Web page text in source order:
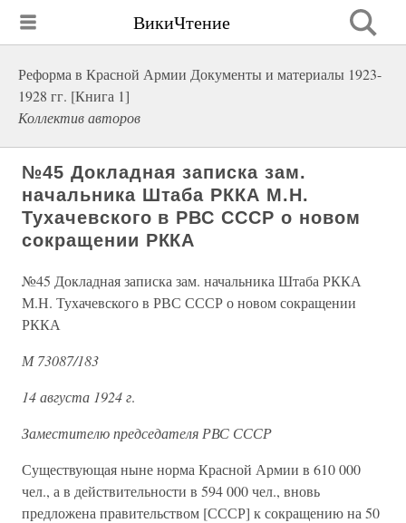
ВикиЧтение
Реформа в Красной Армии Документы и материалы 1923-
1928 гг. [Книга 1]
Коллектив авторов
№45 Докладная записка зам.
начальника Штаба РККА М.Н.
Тухачевского в РВС СССР о новом
сокращении РККА
№45 Докладная записка зам. начальника Штаба РККА
М.Н. Тухачевского в РВС СССР о новом сокращении
РККА
М 73087/183
14 августа 1924 г.
Заместителю председателя РВС СССР
Существующая ныне норма Красной Армии в 610 000
чел., а в действительности в 594 000 чел., вновь
предложена правительством [СССР] к сокращению на 50